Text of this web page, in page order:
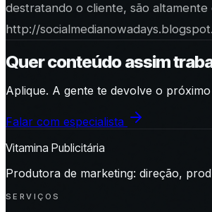
destratando o cliente, são
http://
Quer conteúdo assim
Aplique. A gente te devolve o
Falar com especialista
Vitamina Publicitária
Produtora de marketing: direção,
SERVIÇOS